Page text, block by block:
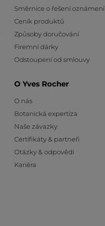
Směrnice o řešení oznámení
Ceník produktů
Způsoby doručování
Firemní dárky
Odstoupení od smlouvy
O Yves Rocher
O nás
Botanická expertiza
Naše závazky
Certifikáty & partneři
Otázky & odpovědi
Kariéra